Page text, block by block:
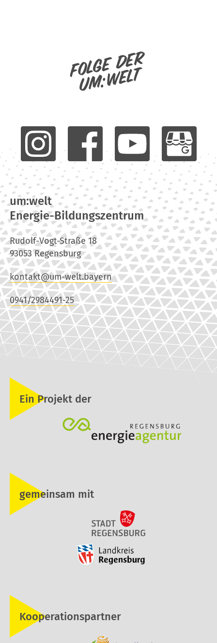
Folge der
um:welt
um:welt
Energie-Bildungszentrum
Rudolf-Vogt-Straße 18
93053 Regensburg
kontakt@um-welt.bayern
0941/2984491-25
Ein Projekt der
gemeinsam mit
Kooperationspartner